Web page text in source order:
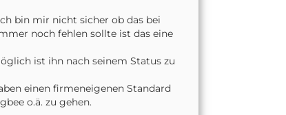
bin mir nicht sicher ob das bei
noch fehlen sollte ist das eine
ist ihn nach seinem Status zu
einen firmeneigenen Standard
o.ä. zu gehen.